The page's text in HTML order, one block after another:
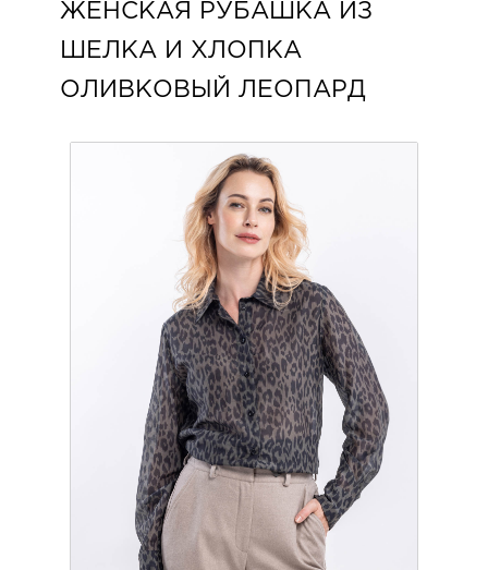
ЖЕНСКАЯ РУБАШКА ИЗ
ШЕЛКА И ХЛОПКА
ОЛИВКОВЫЙ ЛЕОПАРД